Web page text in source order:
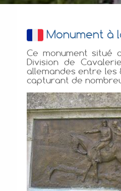
Monument à
Ce monument situé
Division de
allemandes entre les
capturant de